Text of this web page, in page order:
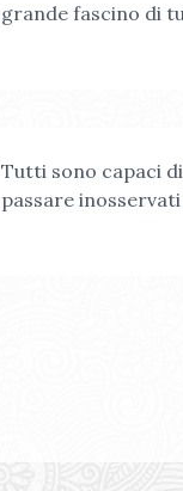
grande fascino di
Tutti sono capaci
passare